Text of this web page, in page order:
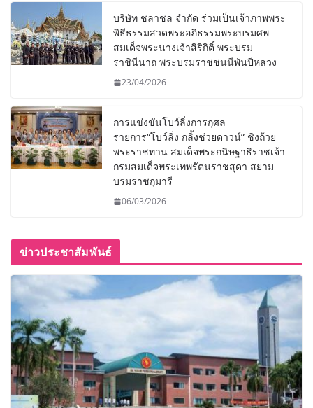
บริษัท ชลาชล จำกัด ร่วมเป็นเจ้าภาพพระ
พิธีธรรมสวดพระอภิธรรมพระบรมศพ
สมเด็จพระนางเจ้าสิริกิติ์ พระบรม
ราชินีนาถ พระบรมราชชนนีพันปีหลวง
23/04/2026
การแข่งขันโบว์ลิ่งการกุศล
รายการ“โบว์ลิ่ง กลิ้งช่วยดาวน์” ชิงถ้วย
พระราชทาน สมเด็จพระกนิษฐาธิราชเจ้า
กรมสมเด็จพระเทพรัตนราชสุดา สยาม
บรมราชกุมารี
06/03/2026
ข่าวประชาสัมพันธ์